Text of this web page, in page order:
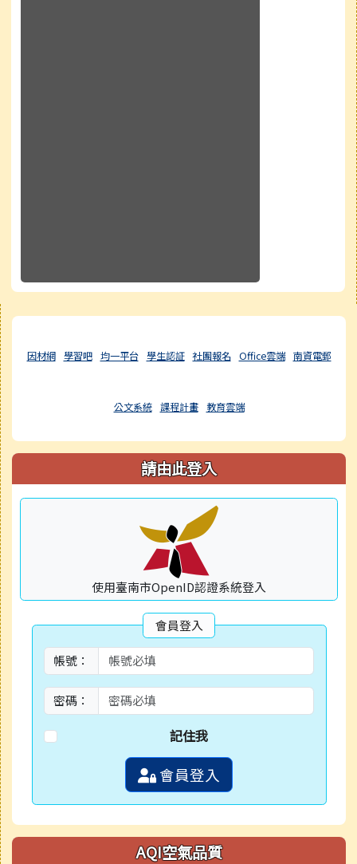
右邊區域內容
因材網 學習吧 均一平台 學生認証 社團報名 Office雲端 南資電郵
公文系統 課程計畫 教育雲端
請由此登入
使用臺南市OpenID認證系統登入
會員登入
帳號：
密碼：
記住我
會員登入
AQI空氣品質